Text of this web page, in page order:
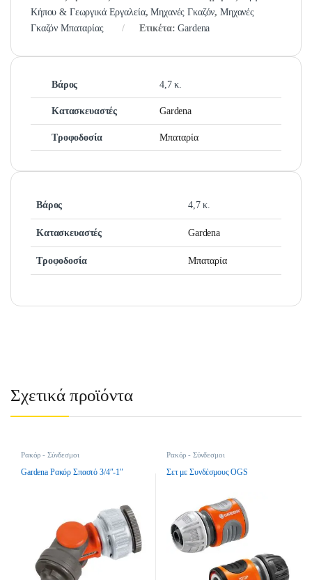
Κήπου & Γεωργικά Εργαλεία,Μηχανές Γκαζόν,Μηχανές
Γκαζόν Μπαταρίας
Ετικέτα:Gardena
Βάρος 4,7 κ.
Κατασκευαστές Gardena
Τροφοδοσία Μπαταρία
Βάρος 4,7 κ.
Κατασκευαστές Gardena
Τροφοδοσία Μπαταρία
Σχετικά προϊόντα
Ρακόρ - Σύνδεσμοι
Gardena Ρακόρ Σπαστό 3/4″-1″
Ρακόρ - Σύνδεσμοι
Σετ με Συνδέσμους OGS